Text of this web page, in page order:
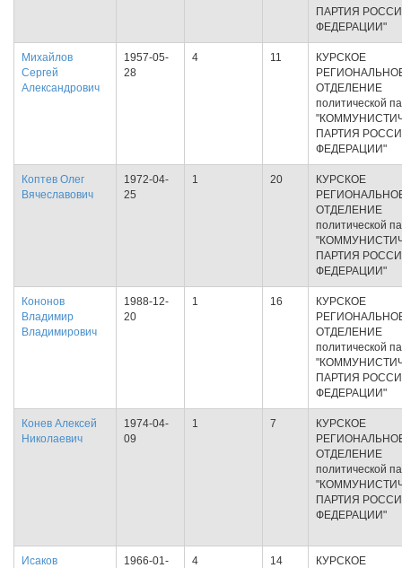
ПАРТИЯ
ФЕДЕРАЦИИ"
Михайлов
Сергей
Александрович
1957-05-
28
4 11
КУРСКОЕ
ОТДЕЛЕНИЕ
политической
ПАРТИЯ
ФЕДЕРАЦИИ"
Коптев Олег
Вячеславович
1972-04-
25
1 20
КУРСКОЕ
ОТДЕЛЕНИЕ
политической
ПАРТИЯ
ФЕДЕРАЦИИ"
Кононов
Владимир
Владимирович
1988-12-
20
1 16
КУРСКОЕ
ОТДЕЛЕНИЕ
политической
ПАРТИЯ
ФЕДЕРАЦИИ"
Конев Алексей
Николаевич
1974-04-
09
1 7
КУРСКОЕ
ОТДЕЛЕНИЕ
политической
ПАРТИЯ
ФЕДЕРАЦИИ"
Исаков
1966-01-
4 14
КУРСКОЕ